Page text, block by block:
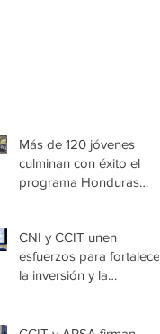
Más de 120 jóvenes
culminan con éxito el
programa Honduras
CNI y CCIT unen
esfuerzos para fortalecer
la inversión y la